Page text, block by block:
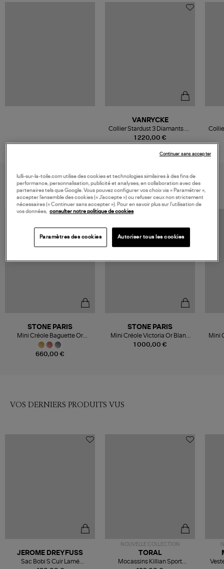
1 220,00 €
VANRYCKE
Collier Stardust 3 Diamants Or
Rose
VOUS AIMEREZ AUSSI
660,00 €
STONE PARIS
Mini Créole Baguette Or
Diamants (vendue à l'unité)
1 000,00 €
STONE PARIS
Mini Créole Victoria Or Blanc
Diamants (vendue à l'unité)
Mini
VOS DERNIERS PRODUITS VUS
JEROME DREYFUSS
Sac Bobi S Cuir Lamé
NOUVELLE COLLECTION
TORAL
Mocassins Killian Sport
lulli-sur-la-toile.com utilise des cookies et technologies similaires à des fins de
performance, personnalisation, publicité et analyses, en collaboration avec des
partenaires tels que Google. Vous pouvez configurer vos choix via « Paramétrer »,
accepter l’ensemble des cookies (« J’accepte ») ou refuser ceux non strictement
nécessaires (« Continuer sans accepter »). Pour en savoir plus sur l’utilisation de
vos données, consulter notre politique de cookies
Paramètres des cookies Autoriser tous les cookies
Continuer sans accepter